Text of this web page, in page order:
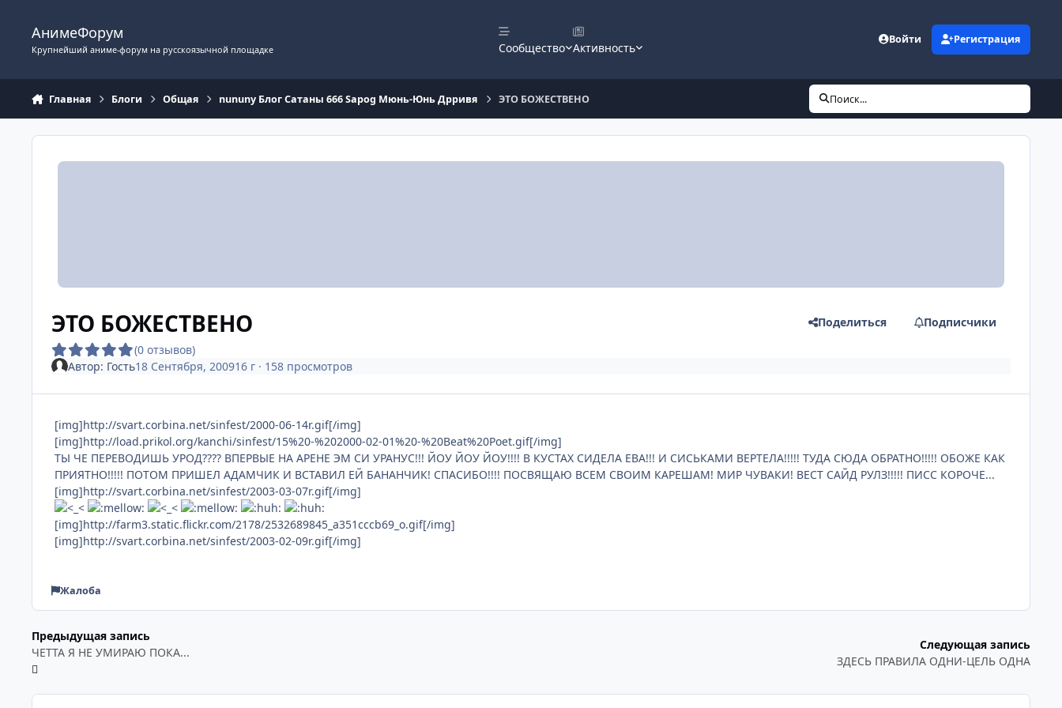
АнимеФорум
Крупнейший аниме-форум на русскоязычной площадке Сообщество Активность
Войти Регистрация
Главная Блоги Общая nununy Блог Сатаны 666 Sapog Мюнь-Юнь Дрривя ЭТО БОЖЕСТВЕНО Поиск...
ЭТО БОЖЕСТВЕНО
(0 отзывов)
Поделиться Подписчики
Автор: Гость18 Сентября, 200916 г· 158 просмотров
[img]http://svart.corbina.net/sinfest/2000-06-14r.gif[/img]
[img]http://load.prikol.org/kanchi/sinfest/15%20-%202000-02-01%20-%20Beat%20Poet.gif[/img]
ТЫ ЧЕ ПЕРЕВОДИШЬ УРОД???? ВПЕРВЫЕ НА АРЕНЕ ЭМ СИ УРАНУС!!! ЙОУ ЙОУ ЙОУ!!!! В КУСТАХ СИДЕЛА ЕВА!!! И СИСЬКАМИ ВЕРТЕЛА!!!!! ТУДА СЮДА ОБРАТНО!!!!! ОБОЖЕ КАК
ПРИЯТНО!!!!! ПОТОМ ПРИШЕЛ АДАМЧИК И ВСТАВИЛ ЕЙ БАНАНЧИК! СПАСИБО!!!! ПОСВЯЩАЮ ВСЕМ СВОИМ КАРЕШАМ! МИР ЧУВАКИ! ВЕСТ САЙД РУЛЗ!!!!! ПИСС КОРОЧЕ...
[img]http://svart.corbina.net/sinfest/2003-03-07r.gif[/img]
[img]http://farm3.static.flickr.com/2178/2532689845_a351cccb69_o.gif[/img]
[img]http://svart.corbina.net/sinfest/2003-02-09r.gif[/img]
Жалоба
Предыдущая запись
ЧЕТТА Я НЕ УМИРАЮ ПОКА...
Следующая запись
ЗДЕСЬ ПРАВИЛА ОДНИ-ЦЕЛЬ ОДНА